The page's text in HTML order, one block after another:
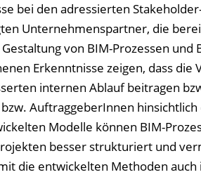
bei den adressierten
Unternehmenspartner, die
von BIM-Prozessen
Erkenntnisse zeigen, dass die
internen Ablauf beitragen
AuftraggeberInnen
Modelle können BIM-
besser strukturiert und
die entwickelten Methoden